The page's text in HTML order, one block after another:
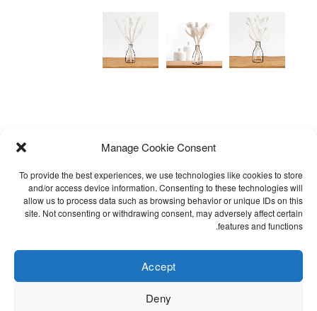
Manage Cookie Consent
To provide the best experiences, we use technologies like cookies to store
and/or access device information. Consenting to these technologies will
allow us to process data such as browsing behavior or unique IDs on this
site. Not consenting or withdrawing consent, may adversely affect certain
features and functions.
Accept
Deny
שאלות נפוצות
Cookie Policy (EU)
אימייל לקבלת עדכונים